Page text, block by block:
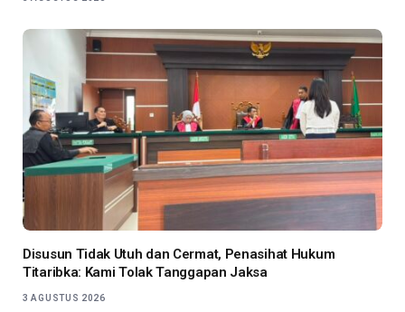
Disusun Tidak Utuh dan Cermat, Penasihat Hukum
Titaribka: Kami Tolak Tanggapan Jaksa
3 AGUSTUS 2026